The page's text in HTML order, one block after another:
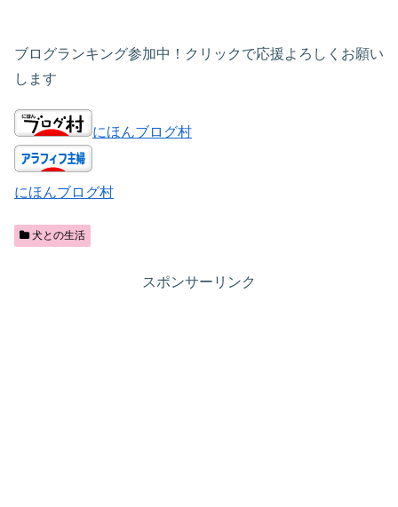
ブログランキング参加中！クリックで応援よろしくお願い
します
にほんブログ村
にほんブログ村
犬との生活
スポンサーリンク